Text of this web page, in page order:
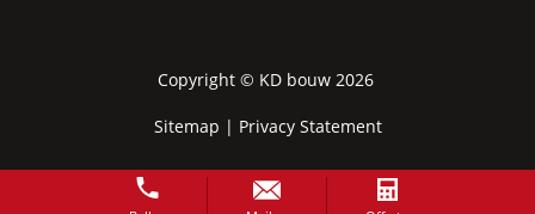
Copyright © KD bouw2026
Sitemap | Privacy Statement